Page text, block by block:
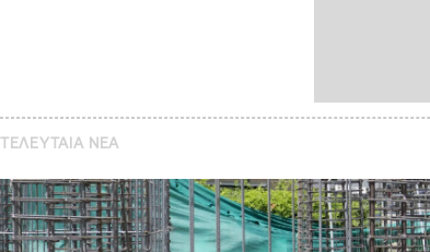
ΤΕΛΕΥΤΑΙΑ NEA